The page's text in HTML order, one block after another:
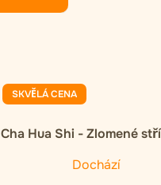
SKVĚLÁ CENA
Cha Hua Shi - Zlomené
Dochází